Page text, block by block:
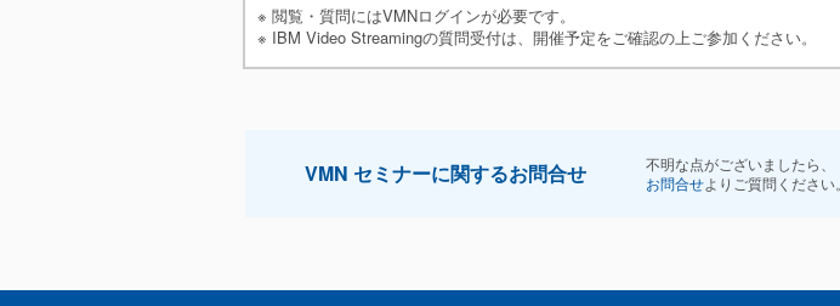
※ 閲覧・質問にはVMNログインが必要です。
※ IBM Video Streamingの質問受付は、開催予定をご確認の上ご参加ください。
VMN セミナーに関するお問合せ
不明な点がございましたら、
お問合せよりご質問ください。